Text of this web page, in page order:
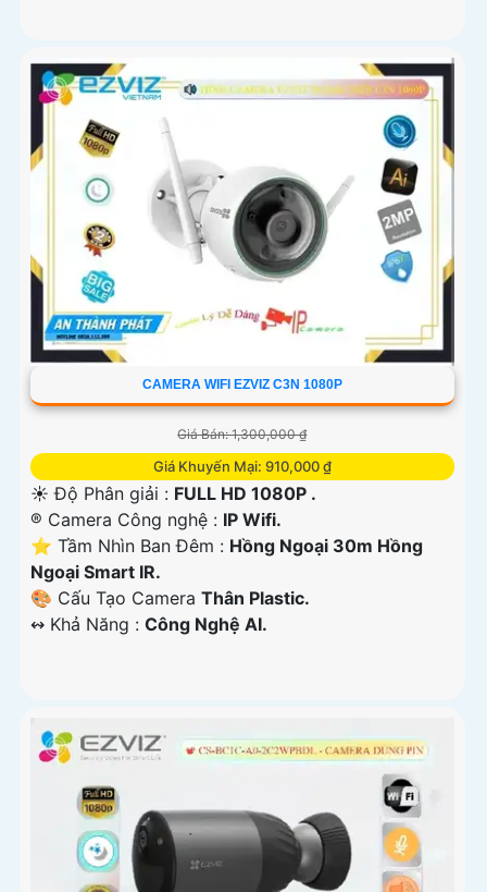
CAMERA WIFI EZVIZ C3N 1080P
Giá Bán: 1,300,000 ₫
Giá Khuyến Mại: 910,000 ₫
☀️ Độ Phân giải : FULL HD 1080P .
®️ Camera Công nghệ : IP Wifi.
⭐ Tầm Nhìn Ban Đêm : Hồng Ngoại 30m Hồng
Ngoại Smart IR.
🎨 Cấu Tạo Camera Thân Plastic.
️↭ Khả Năng : Công Nghệ AI.